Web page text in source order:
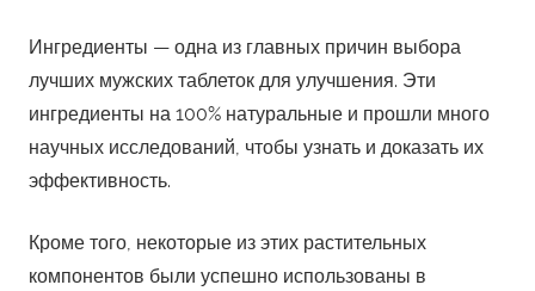
Ингредиенты — одна из главных причин выбора
лучших мужских таблеток для улучшения. Эти
ингредиенты на 100% натуральные и прошли много
научных исследований, чтобы узнать и доказать их
эффективность.
Кроме того, некоторые из этих растительных
компонентов были успешно использованы в